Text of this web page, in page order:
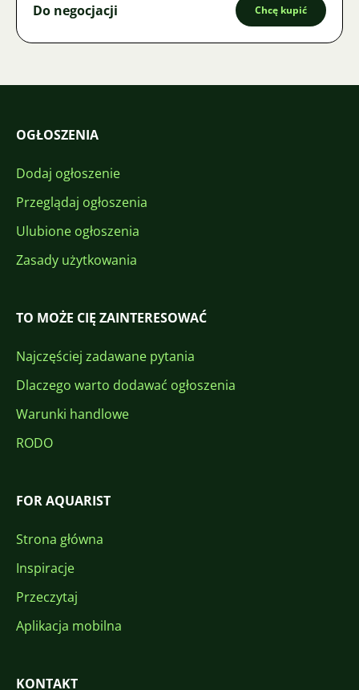
Do negocjacji Chcę kupić
OGŁOSZENIA
Dodaj ogłoszenie
Przeglądaj ogłoszenia
Ulubione ogłoszenia
Zasady użytkowania
TO MOŻE CIĘ ZAINTERESOWAĆ
Najczęściej zadawane pytania
Dlaczego warto dodawać ogłoszenia
Warunki handlowe
RODO
FOR AQUARIST
Strona główna
Inspiracje
Przeczytaj
Aplikacja mobilna
KONTAKT